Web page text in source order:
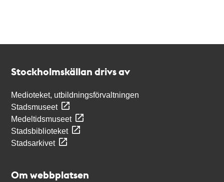
Stockholmskällan drivs av
Medioteket, utbildningsförvaltningen
Stadsmuseet
Medeltidsmuseet
Stadsbiblioteket
Stadsarkivet
Om webbplatsen